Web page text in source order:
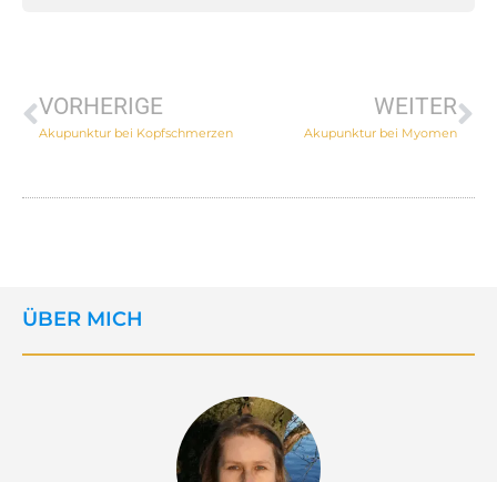
VORHERIGE
Akupunktur bei Kopfschmerzen
WEITER
Akupunktur bei Myomen
ÜBER MICH